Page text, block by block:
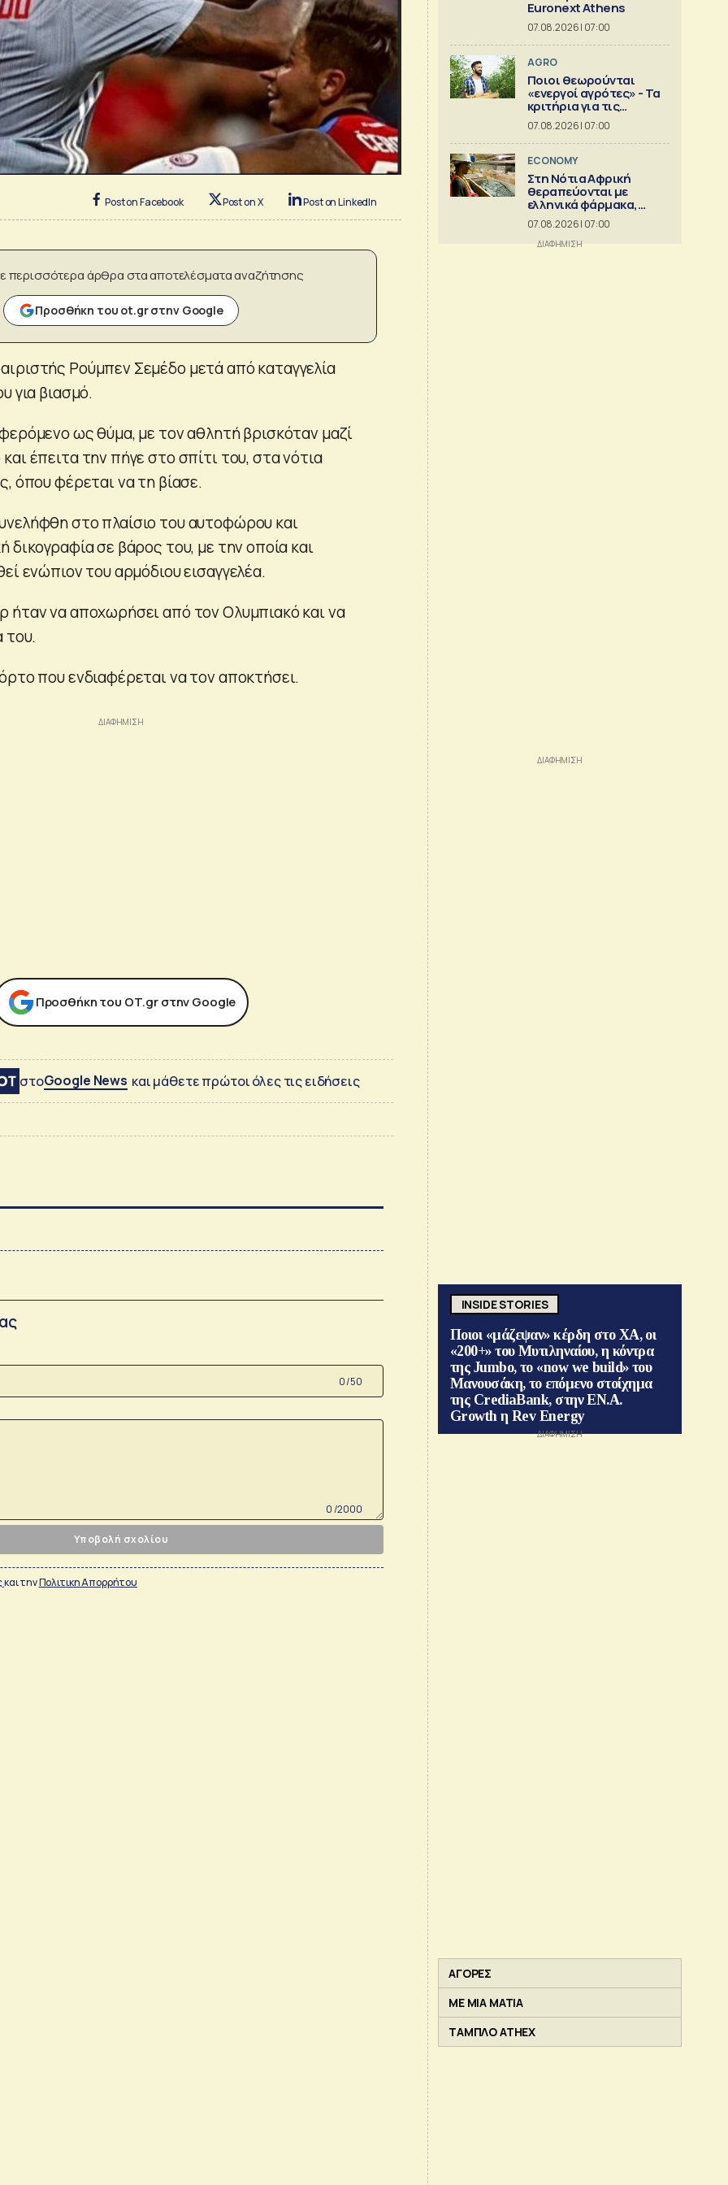
Post on Facebook Post on X Post on LinkedIn
περισσότερα άρθρα στα αποτελέσματα αναζήτησης
Προσθήκη του ot.gr στην Google
Ρούμπεν Σεμέδο μετά από καταγγελία
για βιασμό.
ως θύμα, με τον αθλητή βρισκόταν μαζί
έπειτα την πήγε στο σπίτι του, στα νότια
όπου φέρεται να τη βίασε.
στο πλαίσιο του αυτοφώρου και
δικογραφία σε βάρος του, με την οποία και
ενώπιον του αρμόδιου εισαγγελέα.
να αποχωρήσει από τον Ολυμπιακό και να
του.
που ενδιαφέρεται να τον αποκτήσει.
Προσθήκη του ΟΤ.gr στην Google
στοGoogle News και μάθετε πρώτοι όλες τις ειδήσεις
0 /50
0 /2000
Υποβολή σχολίου
και τηνΠολιτικη Απορρήτου
Euronext Athens
07.08.2026 | 07:00
AGRO
Ποιοι θεωρούνται
«ενεργοί αγρότες» - Τα
κριτήρια για τις
ενισχύσεις
07.08.2026 | 07:00
ECONOMY
Στη Νότια Αφρική
θεραπεύονται με
ελληνικά φάρμακα,
στέλνουν αργίλιο
07.08.2026 | 07:00
INSIDE STORIES
Ποιοι «μάζεψαν» κέρδη στο ΧΑ, οι
«200+» του Μυτιληναίου, η κόντρα
της Jumbo, το «now we build» του
Μανουσάκη, το επόμενο στοίχημα
της CrediaBank, στην ΕΝ.Α.
Growth η Rev Energy
ΑΓΟΡΕΣ
ΜΕ ΜΙΑ ΜΑΤΙΑ
ΤΑΜΠΛΟ ATHEX